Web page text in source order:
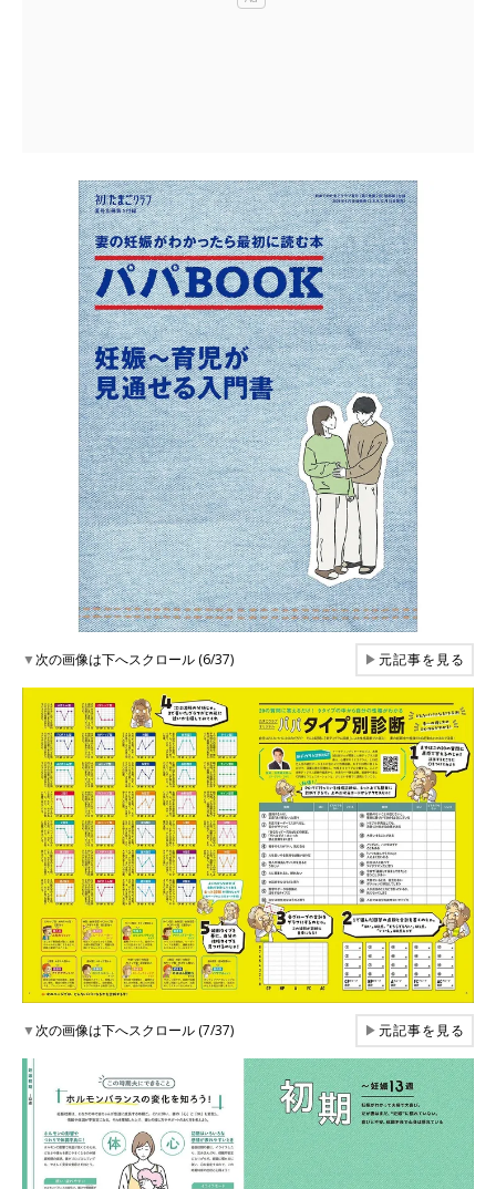
▼次の画像は下へスクロール (6/37) ▶元記事を見る
▼次の画像は下へスクロール (7/37) ▶元記事を見る